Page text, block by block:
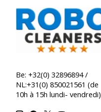
Be: +32(0) 32896894 /
NL:+31(0) 850021561 (de
10h à 15h lundi- vendredi)